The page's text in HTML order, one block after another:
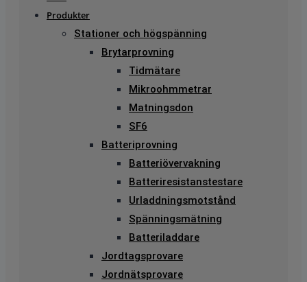
Produkter
Stationer och högspänning
Brytarprovning
Tidmätare
Mikroohmmetrar
Matningsdon
SF6
Batteriprovning
Batteriövervakning
Batteriresistanstestare
Urladdningsmotstånd
Spänningsmätning
Batteriladdare
Jordtagsprovare
Jordnätsprovare